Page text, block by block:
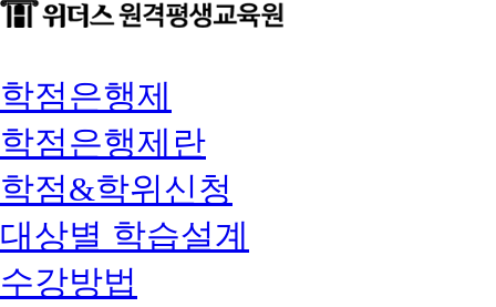
학점은행제
학점은행제란
학점&학위신청
대상별 학습설계
수강방법